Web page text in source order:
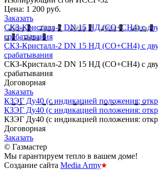
Цена: 1 200 руб.
Заказать
СКЗ-Кристалл-2 DN 15 НД (СО+CH4) с
срабатывания
СКЗ-Кристалл-2 DN 15 НД (СО+CH4) с
срабатывания
СКЗ-Кристалл-2 DN 15 НД (СО+CH4) с
срабатывания
Договорная
Заказать
КЗЭГ Ду40 (с индикацией положения:
КЗЭГ Ду40 (с индикацией положения:
КЗЭГ Ду40 (с индикацией положения:
Договорная
Заказать
© Газмастер
Мы гарантируем тепло в вашем доме!
Создание сайта Media Army